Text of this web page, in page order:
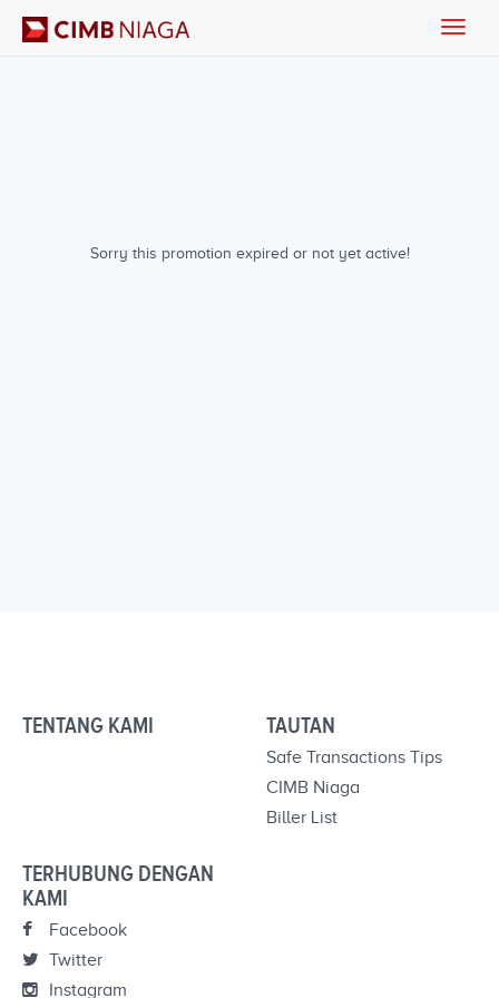
Sorry this promotion expired or not yet active!
Toggle
TENTANG KAMI TAUTAN
Safe Transactions Tips
CIMB Niaga
Biller List
TERHUBUNG DENGAN
KAMI
Facebook
Twitter
Instagram